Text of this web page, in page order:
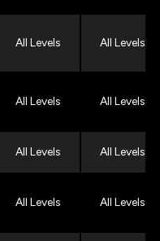
All Levels All Levels
All Levels All Levels
All Levels All Levels
All Levels All Levels